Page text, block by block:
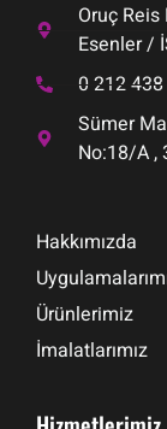
Oruç
Esenler /
0 212
Sümer
No:18/A ,
Hakkımızda
Ürünlerimiz
İmalatlarımız